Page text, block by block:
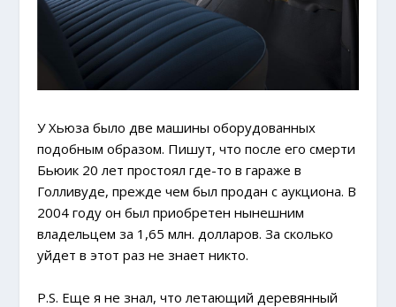
У Хьюза было две машины оборудованных
подобным образом. Пишут, что после его смерти
Бьюик 20 лет простоял где-то в гараже в
Голливуде, прежде чем был продан с аукциона. В
2004 году он был приобретен нынешним
владельцем за 1,65 млн. долларов. За сколько
уйдет в этот раз не знает никто.
P.S. Еще я не знал, что летающий деревянный